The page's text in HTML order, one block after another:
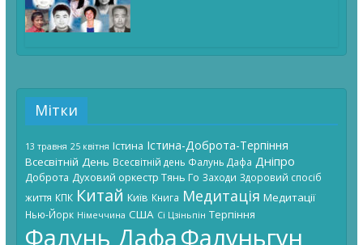
Мітки
13 травня 25 квітня Істина Істина-Доброта-Терпіння
Всесвітній День Всесвітній день Фалунь Дафа Дніпро
Доброта Духовий оркестр Тянь Го Заходи Здоровий спосіб
життя КПК Китай Київ Книга Медитація Медитації
Нью-Йорк Німеччина США Сі Цзіньпін Терпіння
Фалунь ДафаФалуньгун